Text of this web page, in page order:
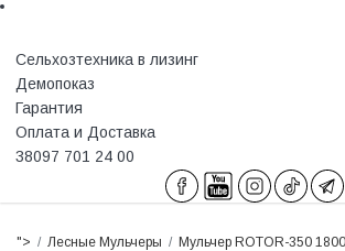
Сельхозтехника в лизинг
Демопоказ
Гарантия
Оплата и Доставка
38097 701 24 00
"> Лесные Мульчеры Мульчер ROTOR-350 1800